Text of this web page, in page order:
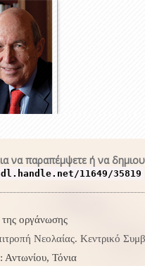
να παραπέμψετε ή να
11649/35819
της οργάνωσης
Νεολαίας. Κεντρικό
Τόνια